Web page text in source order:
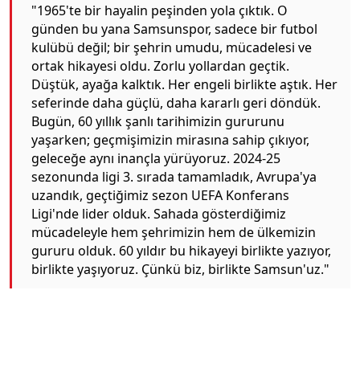
"1965'te bir hayalin peşinden yola çıktık. O
günden bu yana Samsunspor, sadece bir futbol
kulübü değil; bir şehrin umudu, mücadelesi ve
ortak hikayesi oldu. Zorlu yollardan geçtik.
Düştük, ayağa kalktık. Her engeli birlikte aştık. Her
seferinde daha güçlü, daha kararlı geri döndük.
Bugün, 60 yıllık şanlı tarihimizin gururunu
yaşarken; geçmişimizin mirasına sahip çıkıyor,
geleceğe aynı inançla yürüyoruz. 2024-25
sezonunda ligi 3. sırada tamamladık, Avrupa'ya
uzandık, geçtiğimiz sezon UEFA Konferans
Ligi'nde lider olduk. Sahada gösterdiğimiz
mücadeleyle hem şehrimizin hem de ülkemizin
gururu olduk. 60 yıldır bu hikayeyi birlikte yazıyor,
birlikte yaşıyoruz. Çünkü biz, birlikte Samsun'uz."